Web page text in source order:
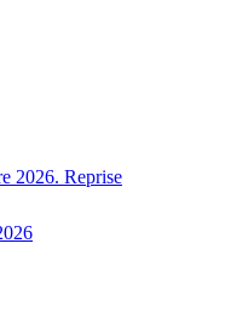
2026. Reprise